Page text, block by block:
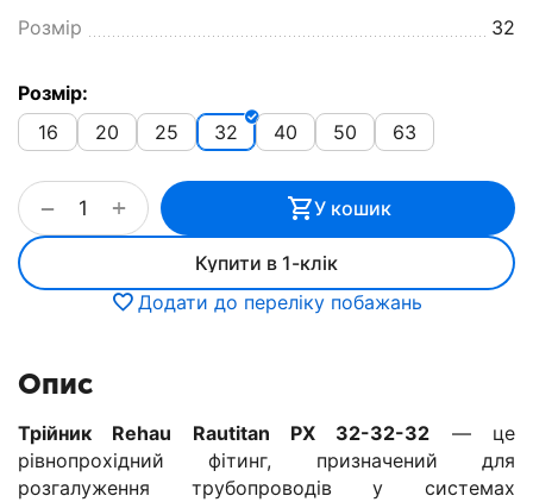
Розмір
32
Розмір:
16
20 25 32 40 50 63
+
− У кошик
Купити в 1-клік
Додати до переліку побажань
Опис
Трійник Rehau Rautitan PX 32-32-32 — це
рівнопрохідний фітинг, призначений для
розгалуження трубопроводів у системах